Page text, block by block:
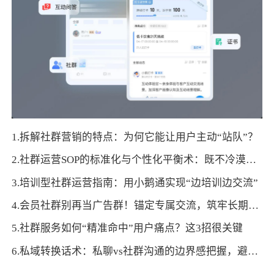
1.拆解社群营销的特点：为何它能让用户主动“站队”？
2.社群运营SOP的标准化与个性化平衡术：既不冷漠也不混乱
3.培训型社群运营指南：用小鹅通实现“边培训边交流”
4.会员社群别再当广告群！锚定专属交流，筑牢长期粘性
5.社群服务如何“精准命中”用户痛点？这3招很关键
6.私域转换话术：私聊vs社群沟通的边界感把握，避免用户反感